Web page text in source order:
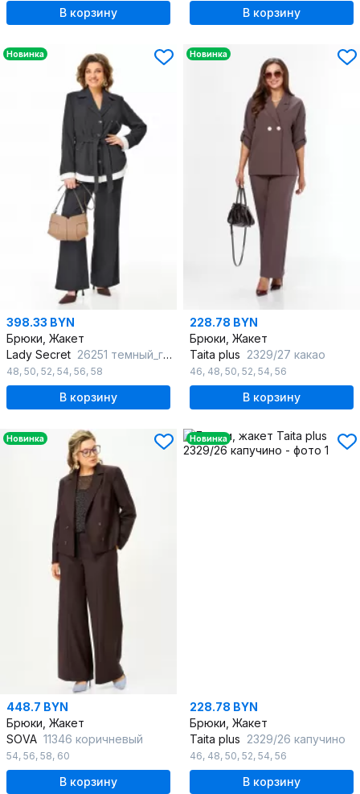
В корзину В корзину
Новинка
398.33 BYN
Брюки, Жакет
Lady Secret 26251 темный_графит
48, 50, 52, 54, 56, 58
В корзину
Новинка
228.78 BYN
Брюки, Жакет
Taita plus 2329/27 какао
46, 48, 50, 52, 54, 56
В корзину
Новинка
448.7 BYN
Брюки, Жакет
SOVA 11346 коричневый
54, 56, 58, 60
В корзину
Новинка
228.78 BYN
Брюки, Жакет
Taita plus 2329/26 капучино
46, 48, 50, 52, 54, 56
В корзину